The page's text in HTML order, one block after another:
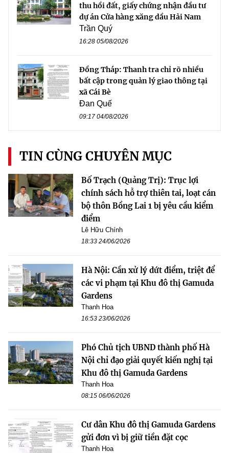
thu hồi đất, giấy chứng nhận đầu tư
dự án Cửa hàng xăng dầu Hải Nam
Trần Quý
16:28 05/08/2026
Đồng Tháp: Thanh tra chỉ rõ nhiều
bất cập trong quản lý giao thông tại
xã Cái Bè
Đan Quế
09:17 04/08/2026
TIN CÙNG CHUYÊN MỤC
Bố Trạch (Quảng Trị): Trục lợi
chính sách hỗ trợ thiên tai, loạt cán
bộ thôn Bồng Lai 1 bị yêu cầu kiểm
điểm
Lê Hữu Chính
18:33 24/06/2026
Hà Nội: Cần xử lý dứt điểm, triệt để
các vi phạm tại Khu đô thị Gamuda
Gardens
Thanh Hoa
16:53 23/06/2026
Phó Chủ tịch UBND thành phố Hà
Nội chỉ đạo giải quyết kiến nghị tại
Khu đô thị Gamuda Gardens
Thanh Hoa
08:15 06/06/2026
Cư dân Khu đô thị Gamuda Gardens
gửi đơn vì bị giữ tiền đặt cọc
Thanh Hoa